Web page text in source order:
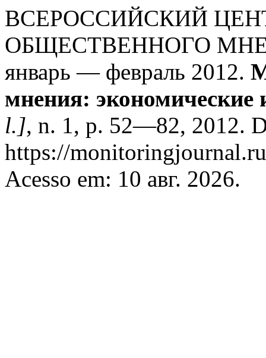
ВСЕРОССИЙСКИЙ
ОБЩЕСТВЕННОГО
январь — февраль 2012.
мнения:
l.], n. 1, p. 52—82, 2012.
https://
Acesso em: 10 авг. 2026.